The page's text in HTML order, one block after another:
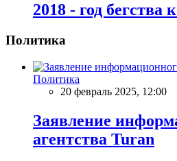
2018 - год бегства
Политика
Политика
20 февраль 2025, 12:00
Заявление
агентства Turan